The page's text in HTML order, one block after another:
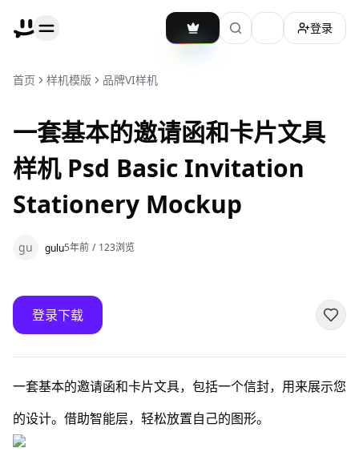
加载主题切换
登录
首页 样机模版 品牌VI样机
一套基本的邀请函和卡片文具
样机 Psd Basic Invitation
Stationery Mockup
gu gulu5年前 / 123浏览
登录下载
一套基本的邀请函和卡片文具，包括一个信封，用来展示您
的设计。借助智能层，轻松放置自己的图形。